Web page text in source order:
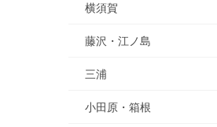
横須賀
藤沢・江ノ島
三浦
小田原・箱根